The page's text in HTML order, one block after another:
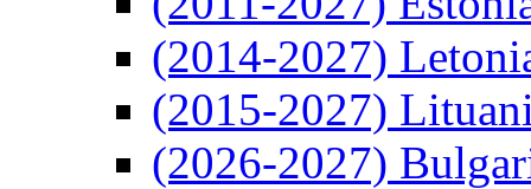
(2014-2027)
(2015-2027)
(2026-2027)